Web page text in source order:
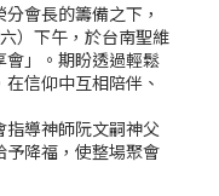
聖道禮儀
會長的籌備之下，
）下午，於台南聖維
會」。期盼透過輕鬆
信仰中互相陪伴、
指導神師阮文嗣神父
予降福，使整場聚會